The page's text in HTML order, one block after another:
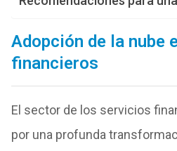
Adopción de la nube
financieros
El sector de los servicios
por una profunda